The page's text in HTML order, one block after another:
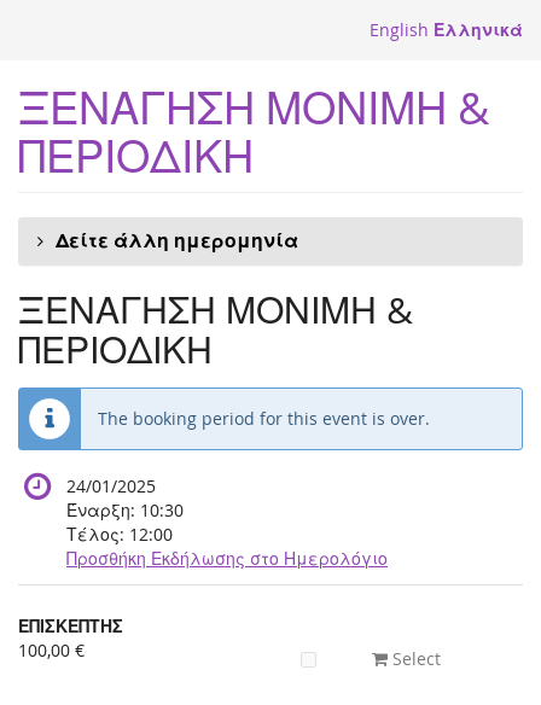
English Ελληνικά
ΞΕΝΑΓΗΣΗ ΜΟΝΙΜΗ &
ΠΕΡΙΟΔΙΚΗ
Δείτε άλλη ημερομηνία
ΞΕΝΑΓΗΣΗ ΜΟΝΙΜΗ &
ΠΕΡΙΟΔΙΚΗ
The booking period for this event is over.
24/01/2025
Έναρξη: 10:30
Τέλος: 12:00
Προσθήκη Εκδήλωσης στο Ημερολόγιο
Προϊόντα
Uncategorized
ΕΠΙΣΚΕΠΤΗΣ
100,00 €
Select